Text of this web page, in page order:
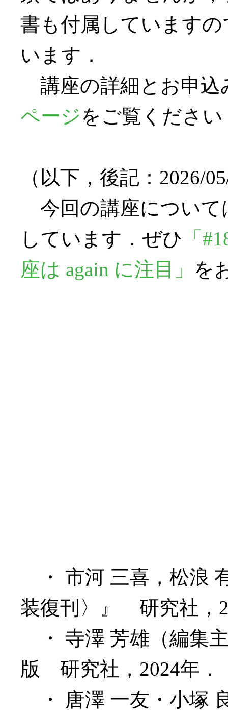
書も付属しています
います．
講座の詳細とお申込
ページをご覧ください
（以下，後記：2026/
今回の講座について
しています．ぜひ 「
座は again に注目」 を
・ 市河 三喜，松浪
装復刊〉』 研究社，
・ 寺澤 芳雄（編集
版 研究社，2024年．
・ 唐澤 一友・小塚